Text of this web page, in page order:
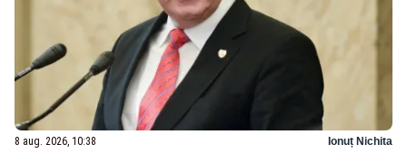
8 aug. 2026, 10:38 Ionuț Nichita